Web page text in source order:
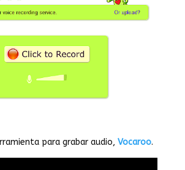
para grabar audio, Vocaroo.